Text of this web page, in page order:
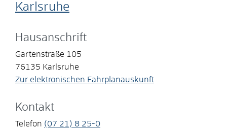
Karlsruhe
Hausanschrift
Gartenstraße 105
76135 Karlsruhe
Zur elektronischen Fahrplanauskunft
Kontakt
Telefon (07 21) 8 25-0